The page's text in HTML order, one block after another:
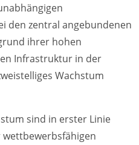
den zentral angebundenen
ihrer hohen
Infrastruktur in der
Wachstum
sind in erster Linie